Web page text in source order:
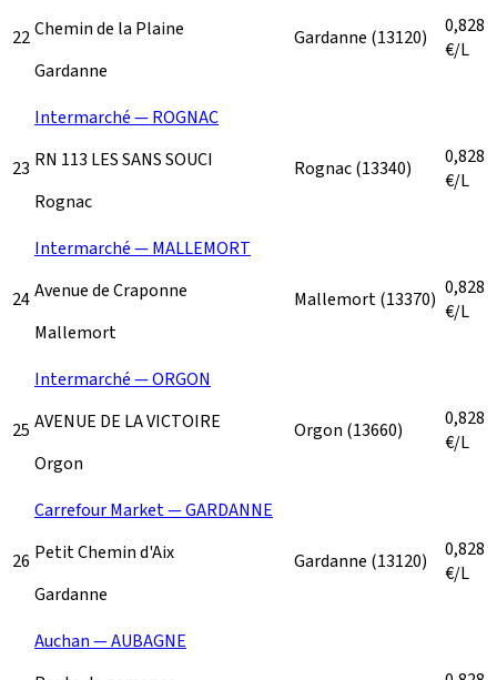
22Chemin de la Plaine
Gardanne
Gardanne (13120)
0,828
€/L
23
Intermarché — ROGNAC
RN 113 LES SANS SOUCI
Rognac
Rognac(13340)
0,828
€/L
24
Intermarché — MALLEMORT
Avenue de Craponne
Mallemort
Mallemort(13370) 0,828
€/L
25
Intermarché — ORGON
AVENUE DE LA VICTOIRE
Orgon
Orgon (13660)
0,828
€/L
26
Carrefour Market — GARDANNE
Petit Chemin d'Aix
Gardanne
Gardanne (13120)
0,828
€/L
Auchan — AUBAGNE